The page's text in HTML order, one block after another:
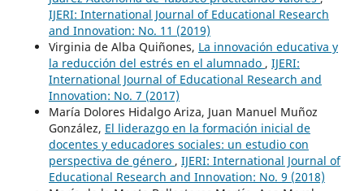
IJERI: International Journal of Educational Research
and Innovation: No. 11 (2019)
Virginia de Alba Quiñones, La innovación educativa y
la reducción del estrés en el alumnado , IJERI:
International Journal of Educational Research and
Innovation: No. 7 (2017)
María Dolores Hidalgo Ariza, Juan Manuel Muñoz
González, El liderazgo en la formación inicial de
docentes y educadores sociales: un estudio con
perspectiva de género , IJERI: International Journal of
Educational Research and Innovation: No. 9 (2018)